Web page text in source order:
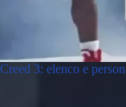
Creed 3: elenco e